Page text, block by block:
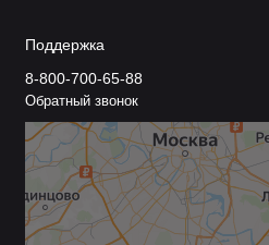
Поддержка
8-800-700-65-88
Обратный звонок